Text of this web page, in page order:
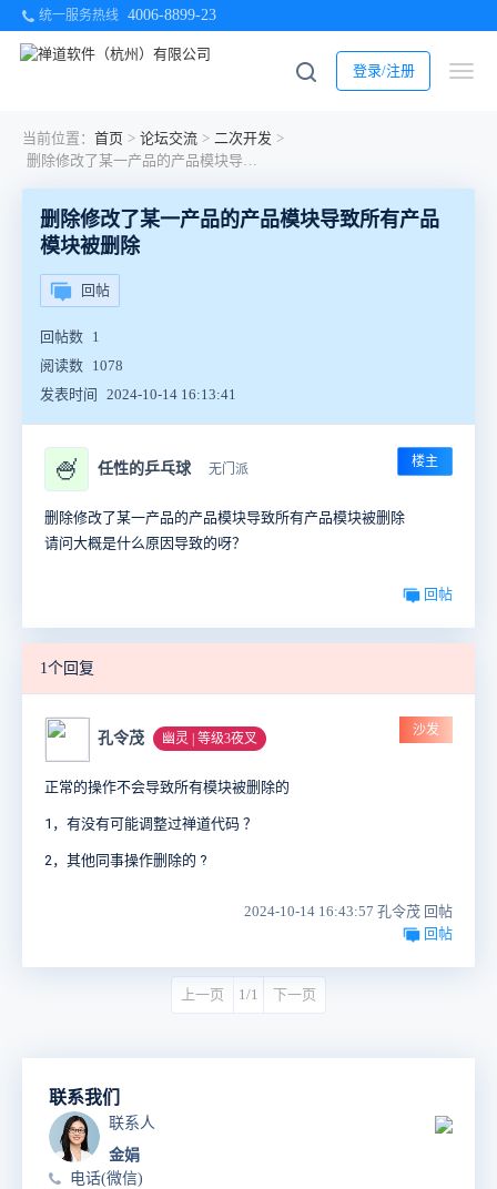
统一服务热线 4006-8899-23
登录/注册
当前位置： 首页 > 论坛交流 > 二次开发 >
删除修改了某一产品的产品模块导致所有产品模块被删除
删除修改了某一产品的产品模块导致所有产品
模块被删除
回帖
回帖数 1
阅读数 1078
发表时间
2024-10-14 16:13:41
🍧 任性的乒乓球 无门派 楼主
删除修改了某一产品的产品模块导致所有产品模块被删除
请问大概是什么原因导致的呀？
回帖
1个回复
孔令茂 幽灵 | 等级3夜叉
沙发
正常的操作不会导致所有模块被删除的
1，有没有可能调整过禅道代码 ？
2，其他同事操作删除的 ?
2024-10-14 16:43:57 孔令茂 回帖
回帖
上一页 1/1 下一页
联系我们
联系人
金娟
电话(微信)